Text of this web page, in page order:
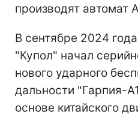
производят автомат
В сентябре 2024
"Купол" начал
нового ударного
дальности "Гарпия-
основе китайского